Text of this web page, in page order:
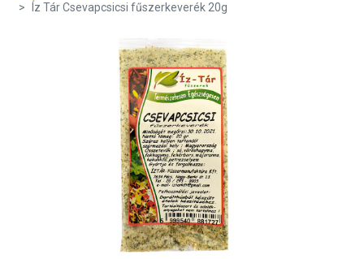
Íz Tár Csevapcsicsi fűszerkeverék 20g